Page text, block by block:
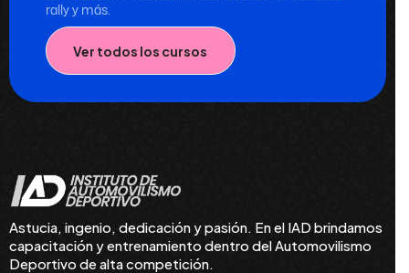
rally y más.
Ver todos los cursos
Astucia, ingenio, dedicación y pasión. En el IAD brindamos
capacitación y entrenamiento dentro del Automovilismo
Deportivo de alta competición.